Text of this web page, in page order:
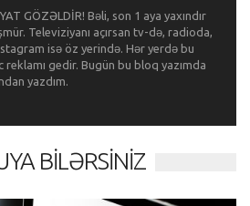
GÖZƏLDİR! Bəli, son 1 aya yaxındır
Televiziyanı açırsan tv-də, radioda,
isə öz yerində. Hər yerdə bu
reklamı gedir. Bugün bu bloq yazımda
yazdım.
BILƏRSINIZ